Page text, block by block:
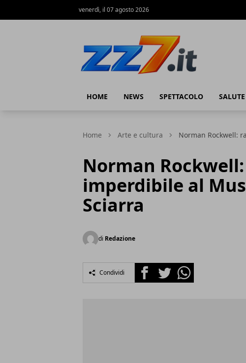
venerdì, il 07 agosto 2026
HOME NEWS SPETTACOLO SALUTE
Home Arte e cultura Norman Rockwell:
Norman
imperdibile al
Sciarra
di Redazione
Condividi FacebookTwitterWhatsapp